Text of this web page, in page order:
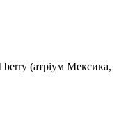
(атріум Мексика,